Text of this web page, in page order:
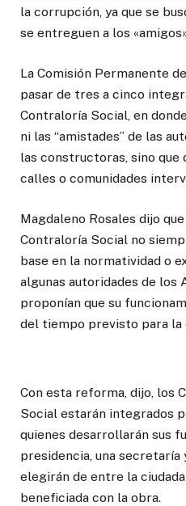
la corrupción, ya que se
se entreguen a los
La Comisión Permanente
pasar de tres a cinco
Contraloría Social, en
ni las “amistades” de las
las constructoras, sino que
calles o comunidades
Magdaleno Rosales dijo
Contraloría Social no
base en la normatividad o
algunas autoridades de los
proponían que su
del tiempo previsto para la
Con esta reforma, dijo, los
Social estarán integrados
quienes desarrollarán sus
presidencia, una secretaría
elegirán de entre la
beneficiada con la obra.